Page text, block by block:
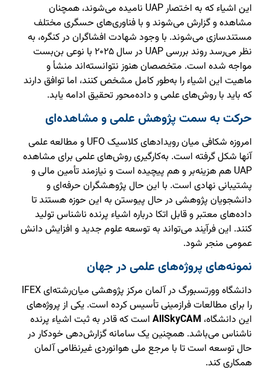
این اشیاء که به اختصار UAP نامیده می‌شوند، همچنان
مشاهده و گزارش می‌شوند و با فناوری‌های حسگری مختلف
مستندسازی می‌شوند. با وجود شهادت افشاگران در کنگره، به
نظر می‌رسد روند بررسی UAP در سال ۲۰۲۵ با نوعی بن‌بست
مواجه شده است. متخصصان هنوز نتوانسته‌اند منشأ و
ماهیت این اشیاء را به‌طور کامل مشخص کنند، اما توافق دارند
که باید با روش‌های علمی و داده‌محور تحقیق ادامه یابد.
حرکت به سمت پژوهش علمی و مشاهده‌ای
امروزه شکافی میان رویدادهای کلاسیک UFO و مطالعه علمی
آنها شکل گرفته است. به‌کارگیری روش‌های علمی برای مشاهده
UAP هم هزینه‌بر و هم پیچیده است و نیازمند تأمین مالی و
پشتیبانی نهادی است. با این حال پژوهشگران حرفه‌ای و
دانشجویان پژوهشی در حال پیوستن به این حوزه هستند تا
داده‌های معتبر و قابل اتکا درباره اشیاء پرنده ناشناس تولید
کنند. این فرآیند می‌تواند به توسعه علوم جدید و افزایش دانش
عمومی منجر شود.
نمونه‌های پروژه‌های علمی در جهان
دانشگاه وورتسبورگ در آلمان مرکز پژوهشی میان‌رشته‌ای IFEX
را برای مطالعات فرازمینی تأسیس کرده است. یکی از پروژه‌های
این دانشگاه، AllSkyCAM است که قادر به ثبت اشیاء پرنده
ناشناس می‌باشد. همچنین یک سامانه گزارش‌دهی خودکار در
حال توسعه است تا با مرجع ملی هوانوردی غیرنظامی آلمان
همکاری کند.